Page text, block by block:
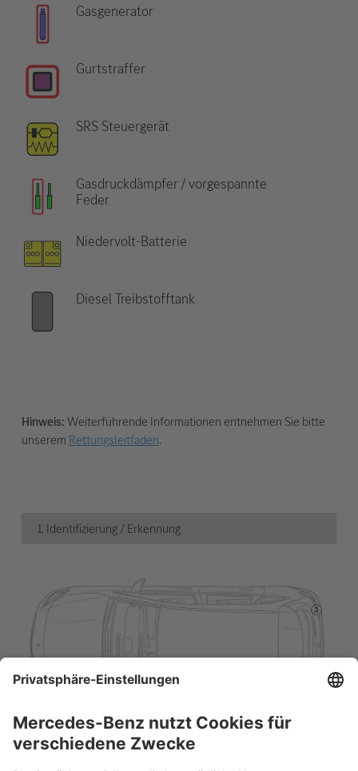
Gasgenerator
Gurtstraffer
SRS Steuergerät
Gasdruckdämpfer / vorgespannte
Feder
Niedervolt-Batterie
Diesel Treibstofftank
Hinweis:Weiterführende Informationen entnehmen Sie bitte
unserem Rettungsleitfaden.
1. Identifizierung / Erkennung